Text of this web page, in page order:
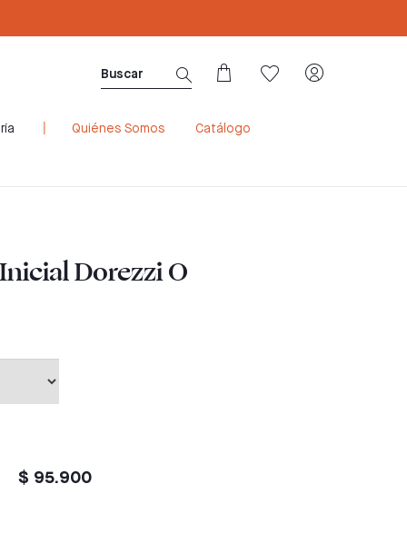
Quiénes Somos Catálogo
Dorezzi O
$ 95.900